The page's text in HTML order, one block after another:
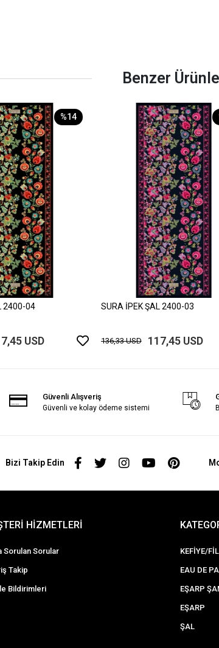
Benzer
%14
2400-04
USD
SURA İPEK ŞAL 2400-03
136,33 USD 117,45 USD
Güvenli Alışveriş
Güvenli ve kolay ödeme sistemi
Bizi Takip Edin
HİZMETLERİ
Sorulan Sorular
Takip
Bildirimleri
KEFİYE/
EAU DE
EŞARP
EŞARP
ŞAL